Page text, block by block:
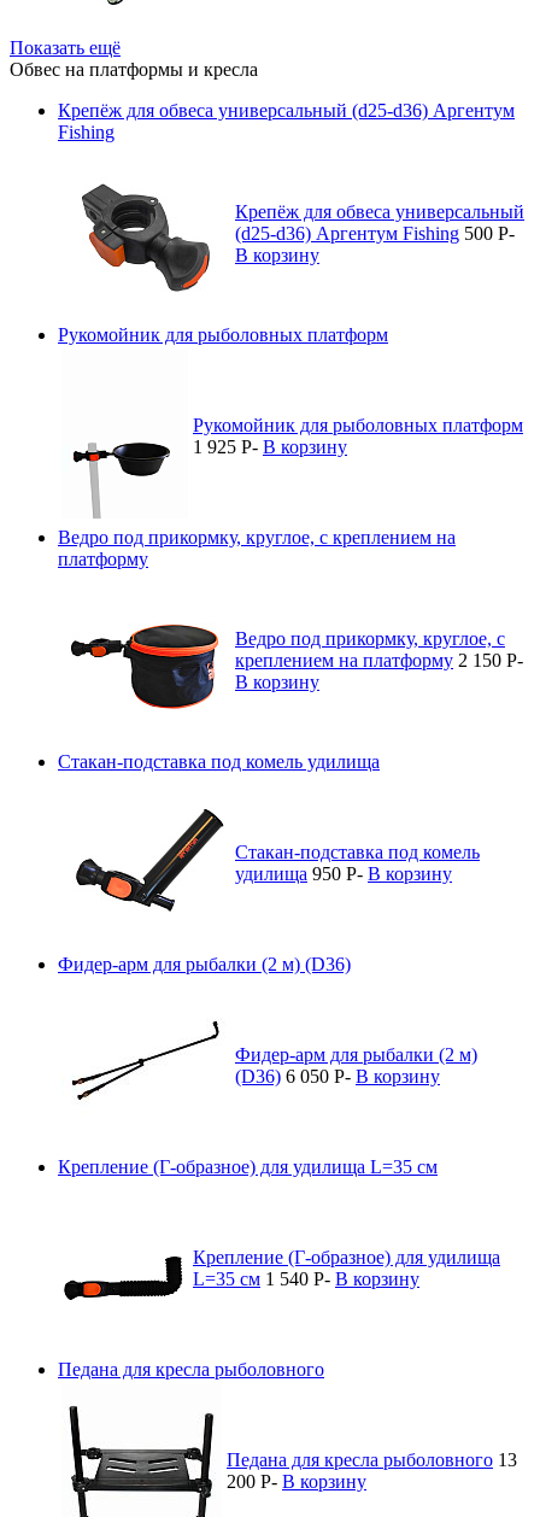
Показать ещё
Обвес на платформы и кресла
Крепёж для обвеса универсальный (d25-d36) Аргентум
Fishing
Крепёж для обвеса универсальный
(d25-d36) Аргентум Fishing 500 P-
В корзину
Рукомойник для рыболовных платформ
Рукомойник для рыболовных платформ
1 925 P- В корзину
Ведро под прикормку, круглое, с креплением на
платформу
Ведро под прикормку, круглое, с
креплением на платформу 2 150 P-
В корзину
Стакан-подставка под комель удилища
Стакан-подставка под комель
удилища 950 P- В корзину
Фидер-арм для рыбалки (2 м) (D36)
Фидер-арм для рыбалки (2 м)
(D36) 6 050 P- В корзину
Крепление (Г-образное) для удилища L=35 см
Крепление (Г-образное) для удилища
L=35 см 1 540 P- В корзину
Педана для кресла рыболовного
Педана для кресла рыболовного 13
200 P- В корзину